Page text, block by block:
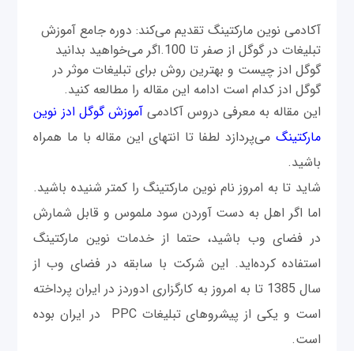
آکادمی نوین مارکتینگ تقدیم می‌کند: دوره جامع آموزش
تبلیغات در گوگل از صفر تا 100.اگر می‌خواهید بدانید
گوگل ادز چیست و بهترین روش برای تبلیغات موثر در
گوگل ادز کدام است ادامه این مقاله را مطالعه کنید.
این مقاله به معرفی دروس آکادمیآموزش گوگل ادز نوین
مارکتینگ می‌پردازد لطفا تا انتهای این مقاله با ما همراه
باشید.
شاید تا به امروز نام نوین مارکتینگ را کمتر شنیده باشید.
اما اگر اهل به دست آوردن سود ملموس و قابل شمارش
در فضای وب باشید، حتما از خدمات نوین مارکتینگ
استفاده کرده‌اید. این شرکت با سابقه در فضای وب از
سال 1385 تا به امروز به کارگزاری ادوردز در ایران پرداخته
است و یکی از پیشروهای تبلیغات PPC در ایران بوده
است.